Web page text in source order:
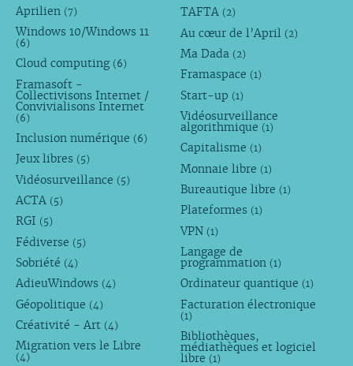
Aprilien (7)
Windows 10/Windows 11
(6)
Cloud computing (6)
Framasoft -
Collectivisons Internet /
Convivialisons Internet
(6)
Inclusion numérique (6)
Jeux libres (5)
Vidéosurveillance (5)
ACTA (5)
RGI (5)
Fédiverse (5)
Sobriété (4)
AdieuWindows (4)
Géopolitique (4)
Créativité - Art (4)
Migration vers le Libre
(4)
TAFTA (2)
Au cœur de l’April (2)
Ma Dada (2)
Framaspace (1)
Start-up (1)
Vidéosurveillance
algorithmique (1)
Capitalisme (1)
Monnaie libre (1)
Bureautique libre (1)
Plateformes (1)
VPN (1)
Langage de
programmation (1)
Ordinateur quantique (1)
Facturation électronique
(1)
Bibliothèques,
médiathèques et logiciel
libre (1)